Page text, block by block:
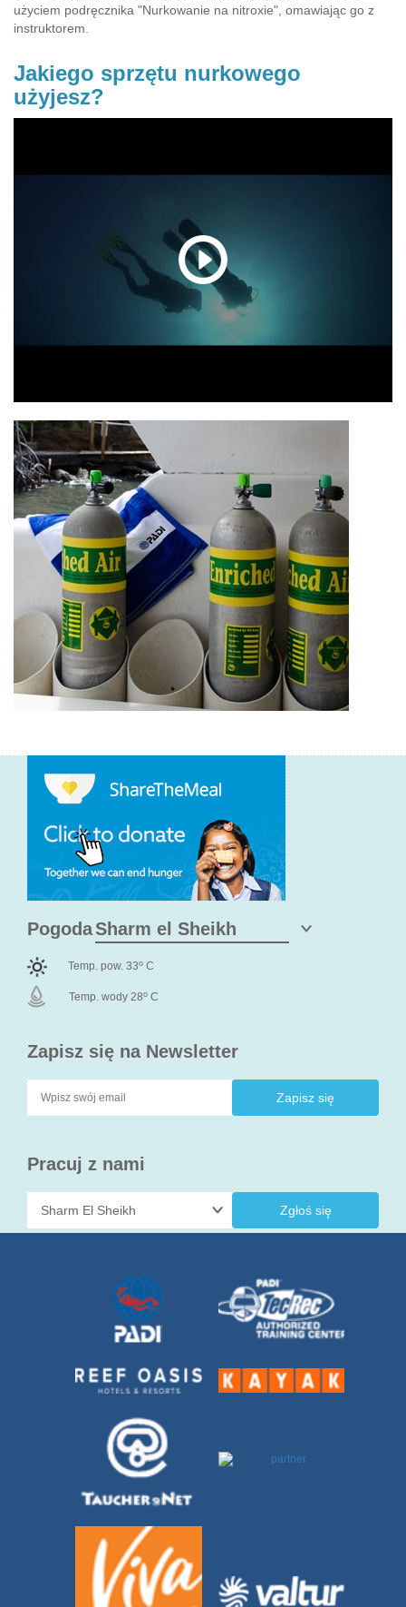
użyciem podręcznika "Nurkowanie na nitroxie", omawiając go z
instruktorem.
Jakiego sprzętu nurkowego
użyjesz?
Zapisz się na Newsletter
Pracuj z nami
Zgłoś się
Pogoda
Temp. pow. 33o C
Temp. wody 28o C